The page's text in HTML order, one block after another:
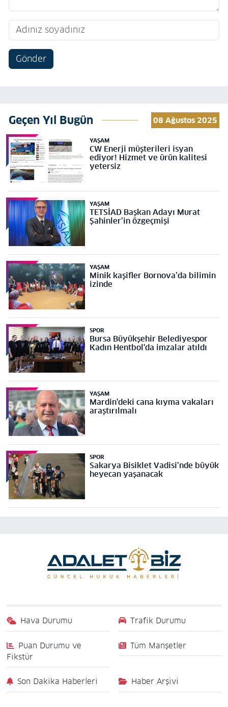
Gönder
Geçen Yıl Bugün 08 Ağustos 2025
YAŞAM
CW Enerji müşterileri isyan
ediyor! Hizmet ve ürün kalitesi
yetersiz
YAŞAM
TETSİAD Başkan Adayı Murat
Şahinler’in özgeçmişi
YAŞAM
Minik kaşifler Bornova’da bilimin
izinde
SPOR
Bursa Büyükşehir Belediyespor
Kadın Hentbol'da imzalar atıldı
YAŞAM
Mardin'deki cana kıyma vakaları
araştırılmalı
SPOR
Sakarya Bisiklet Vadisi’nde büyük
heyecan yaşanacak
Hava Durumu Trafik Durumu
Puan Durumu ve
Fikstür
Tüm Manşetler
Son Dakika Haberleri Haber Arşivi